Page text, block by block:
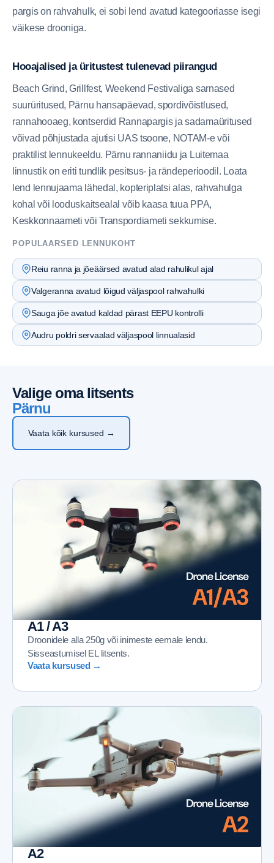
pargis on rahvahulk, ei sobi lend avatud kategooriasse isegi
väikese drooniga.
Hooajalised ja üritustest tulenevad piirangud
Beach Grind, Grillfest, Weekend Festivaliga sarnased
suurüritused, Pärnu hansapäevad, spordivõistlused,
rannahooaeg, kontserdid Rannapargis ja sadamaüritused
võivad põhjustada ajutisi UAS tsoone, NOTAM-e või
praktilist lennukeeldu. Pärnu rannaniidu ja Luitemaa
linnustik on eriti tundlik pesitsus- ja rändeperioodil. Loata
lend lennujaama lähedal, kopteriplatsi alas, rahvahulga
kohal või looduskaitsealal võib kaasa tuua PPA,
Keskkonnaameti või Transpordiameti sekkumise.
POPULAARSED LENNUKOHT
Reiu ranna ja jõeäärsed avatud alad rahulikul ajal
Valgeranna avatud lõigud väljaspool rahvahulki
Sauga jõe avatud kaldad pärast EEPU kontrolli
Audru poldri servaalad väljaspool linnualasid
Valige oma litsents
Pärnu
Vaata kõik kursused →
A1 / A3
Droonidele alla 250g või inimeste eemale lendu.
Sisseastumisel EL litsents.
Vaata kursused →
A2